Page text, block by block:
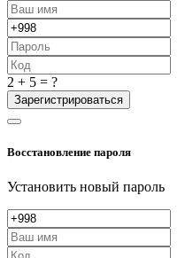
2 + 5 = ?
Зарегистрироваться
Восстановление пароля
Установить новый пароль